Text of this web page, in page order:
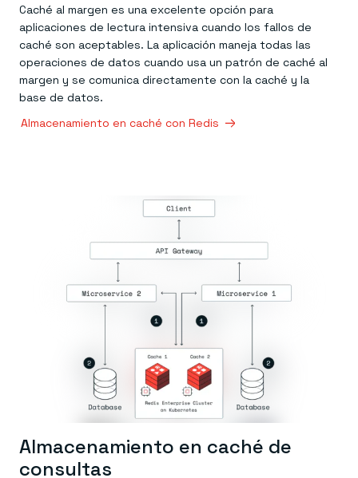
Caché al margen es una excelente opción para
aplicaciones de lectura intensiva cuando los fallos de
caché son aceptables. La aplicación maneja todas las
operaciones de datos cuando usa un patrón de caché al
margen y se comunica directamente con la caché y la
base de datos.
Almacenamiento en caché con Redis
Almacenamiento en caché de
consultas